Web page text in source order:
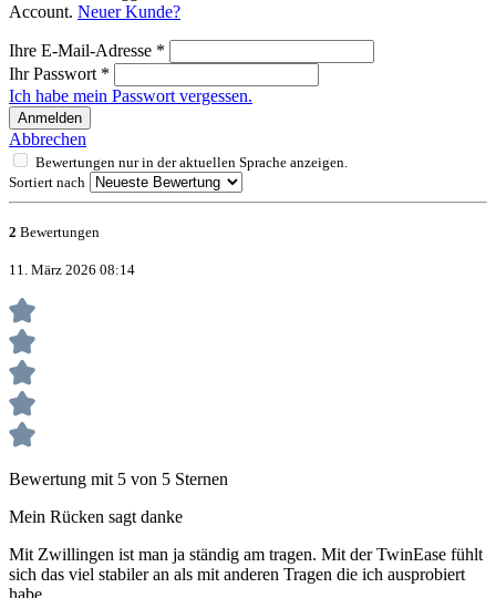
Account. Neuer Kunde?
Ihre E-Mail-Adresse *
Ihr Passwort *
Ich habe mein Passwort vergessen.
Anmelden
Abbrechen
Bewertungen nur in der aktuellen Sprache anzeigen.
Sortiert nach
2 Bewertungen
11. März 2026 08:14
Bewertung mit 5 von 5 Sternen
Mein Rücken sagt danke
Mit Zwillingen ist man ja ständig am tragen. Mit der TwinEase fühlt
sich das viel stabiler an als mit anderen Tragen die ich ausprobiert